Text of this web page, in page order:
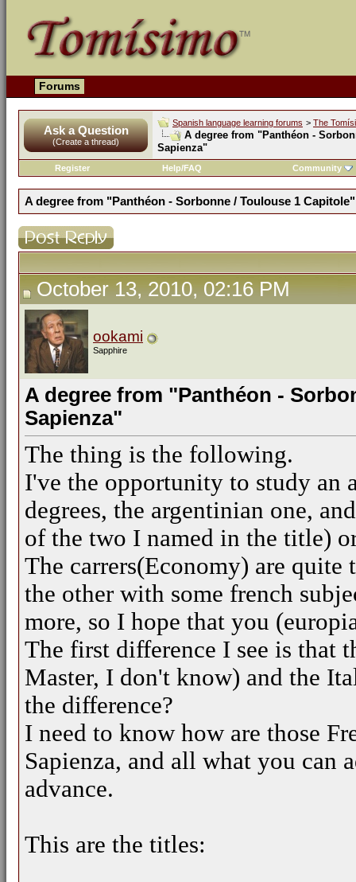
Forums
Ask a Question
(Create a thread)
Spanish language learning forums > The
A degree from "Panthéon -
Sapienza"
Register Help/FAQ Community
A degree from "Panthéon - Sorbonne / Toulouse 1
October 13, 2010, 02:16 PM
ookami
Sapphire
A degree from "Panthéon -
Sapienza"
The thing is the following.
I've the opportunity to study an
degrees, the argentinian one,
of the two I named in the title)
The carrers(Economy) are
the other with some french
more, so I hope that you
The first difference I see is that
Master, I don't know) and the
the difference?
I need to know how are those
Sapienza, and all what you can
advance.
This are the titles: